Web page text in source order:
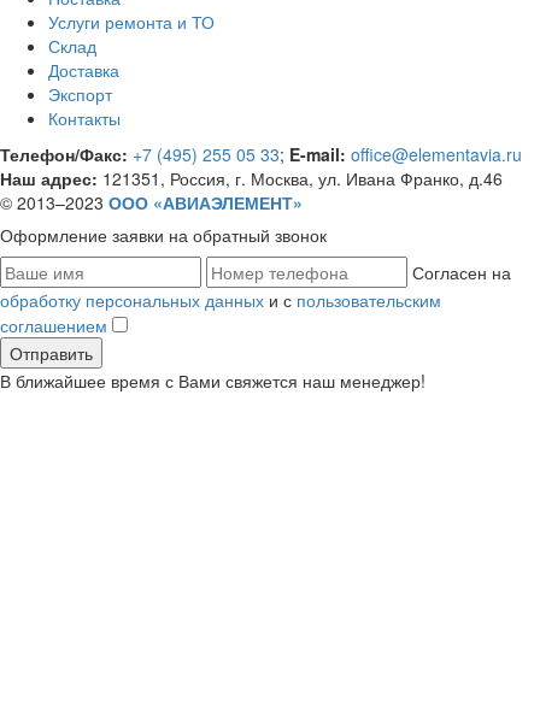
Услуги ремонта и ТО
Склад
Доставка
Экспорт
Контакты
Телефон/Факс: +7 (495) 255 05 33; E-mail: office@elementavia.ru
Наш адрес: 121351, Россия, г. Москва, ул. Ивана Франко, д.46
© 2013–2023 ООО «АВИАЭЛЕМЕНТ»
Оформление заявки на обратный звонок
Согласен на
обработку персональных данных и с пользовательским
соглашением
В ближайшее время с Вами свяжется наш менеджер!